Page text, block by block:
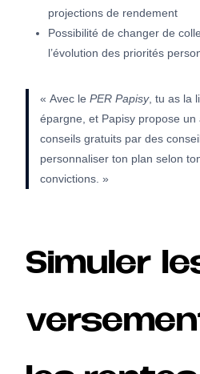
projections de rendement
Possibilité de changer de
l’évolution des priorités
« Avec le PER Papisy, tu as la
épargne, et Papisy propose
conseils gratuits par des
personnaliser ton plan selon
convictions. »
Simuler